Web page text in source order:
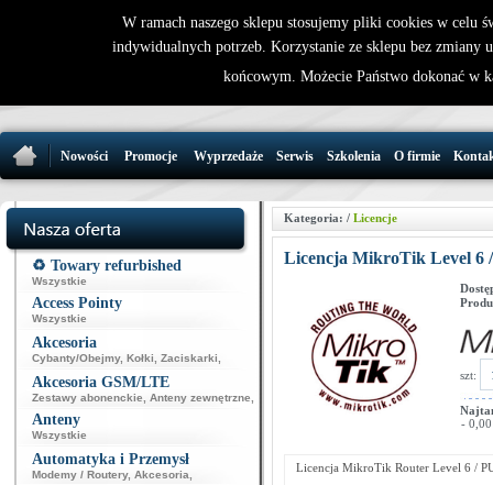
32 721 86
Nowości Promocje Wyprzedaże Serwis Szkolenia O firmie
♻️ Towary refurbished
Wszystkie
Access Pointy
Wszystkie
Akcesoria
Cybanty/Obejmy, Kołki Zaciskarki
Akcesoria GSM/LTE
Zestawy abonenckie Anteny zewnętrzne
Anteny
Wszystkie
Automatyka i Przemysł
Modemy / Routery, Akcesoria
Kategoria: / Licencje
Licencja MikroTik Level 6
szt:
- 0,00
Licencja MikroTik Router Level 6 /
W ramach naszego sklepu stosujemy pliki cookies w celu
indywidualnych potrzeb. Korzystanie ze sklepu bez zmiany
końcowym. Możecie Państwo dokonać w